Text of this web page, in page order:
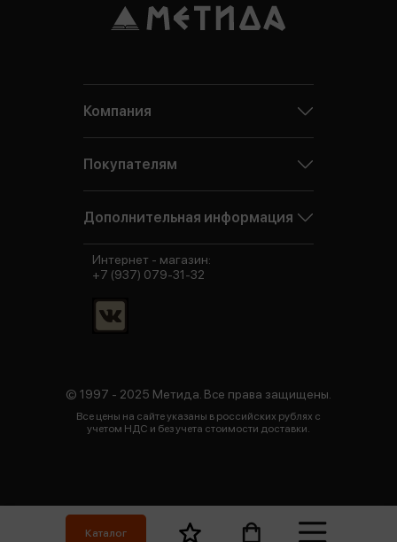
Каталог
Компания
Покупателям
Дополнительная информация
© 1997 - 2025 Метида. Все права защищены.
Все цены на сайте указаны в российских рублях с
учетом НДС и без учета стоимости доставки.
Интернет - магазин:
+7 (937) 079-31-32